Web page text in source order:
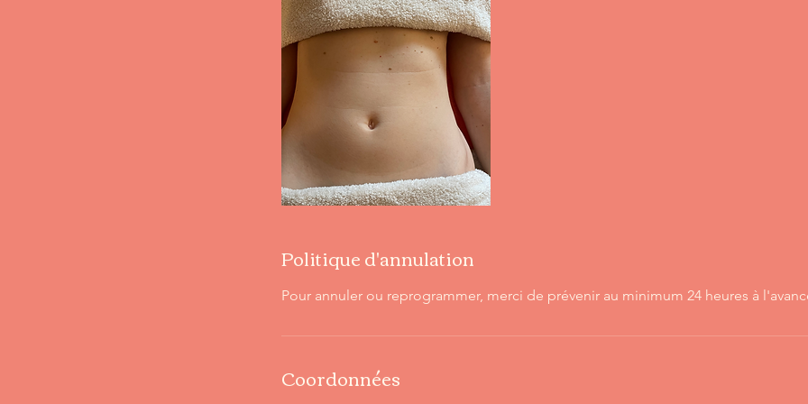
Politique d'annulation
Pour annuler ou reprogrammer, merci de prévenir au minimum 24 heures à
Coordonnées